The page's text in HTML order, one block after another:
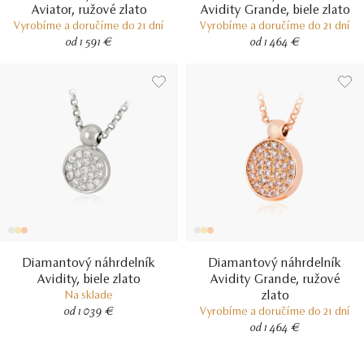
Aviator, ružové zlato
Vyrobíme a doručíme do 21 dní
od 1 591 €
Avidity Grande, biele zlato
Vyrobíme a doručíme do 21 dní
od 1 464 €
Diamantový náhrdelník
Avidity, biele zlato
Na sklade
od 1 039 €
Diamantový náhrdelník
Avidity Grande, ružové
zlato
Vyrobíme a doručíme do 21 dní
od 1 464 €